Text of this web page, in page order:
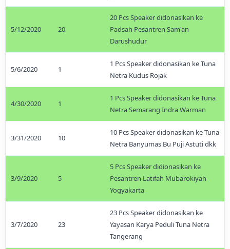
5/12/2020 20
20 Pcs Speaker didonasikan ke
Padsah Pesantren Sam'an
Darushudur
5/6/2020 1
1 Pcs Speaker didonasikan ke Tuna
Netra Kudus Rojak
4/30/2020 1
1 Pcs Speaker didonasikan ke Tuna
Netra Semarang Indra Warman
3/31/2020 10
10 Pcs Speaker didonasikan ke Tuna
Netra Banyumas Bu Puji Astuti dkk
3/9/2020 5
5 Pcs Speaker didionasikan ke
Pesantren Latifah Mubarokiyah
Yogyakarta
3/7/2020 23
23 Pcs Speaker didonasikan ke
Yayasan Karya Peduli Tuna Netra
Tangerang